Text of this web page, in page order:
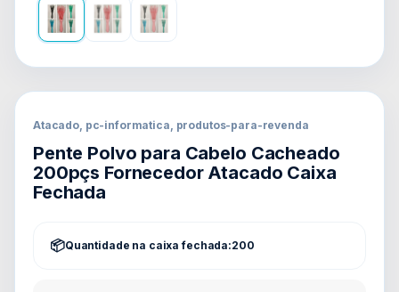
Atacado, pc-informatica, produtos-para-revenda
Pente Polvo para Cabelo Cacheado
200pçs Fornecedor Atacado Caixa
Fechada
Quantidade na caixa fechada:200